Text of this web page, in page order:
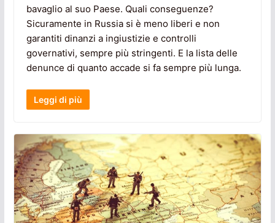
bavaglio al suo Paese. Quali conseguenze?
Sicuramente in Russia si è meno liberi e non
garantiti dinanzi a ingiustizie e controlli
governativi, sempre più stringenti. E la lista delle
denunce di quanto accade si fa sempre più lunga.
Leggi di più